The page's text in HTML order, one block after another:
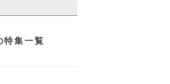
集一覧